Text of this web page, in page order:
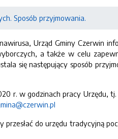
Sposób przyjmowania.
Urząd Gminy Czerwin
a także w celu
się następujący sposób
r. w godzinach pracy Urzędu,
do urzędu tradycyjną